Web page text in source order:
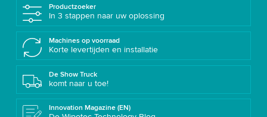
Productzoeker
In 3 stappen naar uw oplossing
Machines op voorraad
Korte levertijden en installatie
De Show Truck
komt naar u toe!
Innovation Magazine (EN)